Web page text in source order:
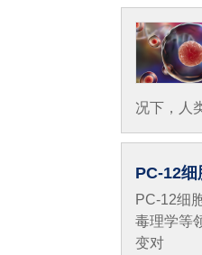
况下，人
PC-12细
PC-12细
毒理学等
变对